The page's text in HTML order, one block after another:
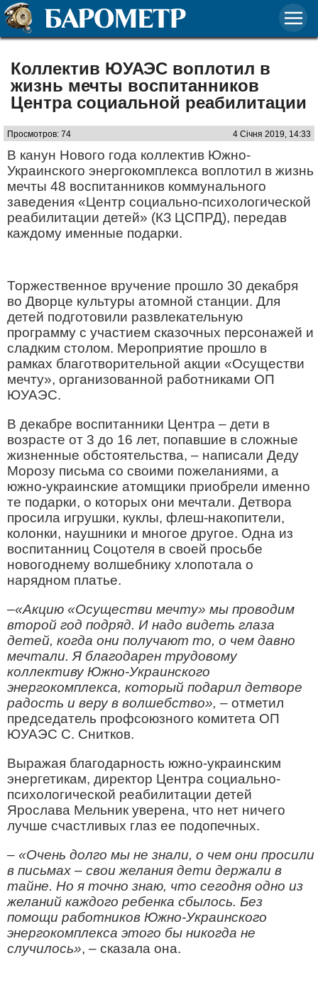
Коллектив ЮУАЭС воплотил в
жизнь мечты воспитанников
Центра социальной реабилитации
Просмотров: 74 4 Січня 2019, 14:33
В канун Нового года коллектив Южно-
Украинского энергокомплекса воплотил в жизнь
мечты 48 воспитанников коммунального
заведения «Центр социально-психологической
реабилитации детей» (КЗ ЦСПРД), передав
каждому именные подарки.
Торжественное вручение прошло 30 декабря
во Дворце культуры атомной станции. Для
детей подготовили развлекательную
программу с участием сказочных персонажей и
сладким столом. Мероприятие прошло в
рамках благотворительной акции «Осуществи
мечту», организованной работниками ОП
ЮУАЭС.
В декабре воспитанники Центра – дети в
возрасте от 3 до 16 лет, попавшие в сложные
жизненные обстоятельства, – написали Деду
Морозу письма со своими пожеланиями, а
южно-украинские атомщики приобрели именно
те подарки, о которых они мечтали. Детвора
просила игрушки, куклы, флеш-накопители,
колонки, наушники и многое другое. Одна из
воспитанниц Соцотеля в своей просьбе
новогоднему волшебнику хлопотала о
нарядном платье.
–«Акцию «Осуществи мечту» мы проводим
второй год подряд. И надо видеть глаза
детей, когда они получают то, о чем давно
мечтали. Я благодарен трудовому
коллективу Южно-Украинского
энергокомплекса, который подарил детворе
радость и веру в волшебство», – отметил
председатель профсоюзного комитета ОП
ЮУАЭС С. Снитков.
Выражая благодарность южно-украинским
энергетикам, директор Центра социально-
психологической реабилитации детей
Ярослава Мельник уверена, что нет ничего
лучше счастливых глаз ее подопечных.
– «Очень долго мы не знали, о чем они просили
в письмах – свои желания дети держали в
тайне. Но я точно знаю, что сегодня одно из
желаний каждого ребенка сбылось. Без
помощи работников Южно-Украинского
энергокомплекса этого бы никогда не
случилось», – сказала она.